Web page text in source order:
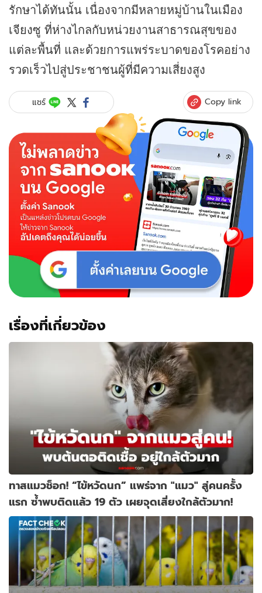
รักษาได้ทันนั้น เนื่องจากมีหลายหมู่บ้านในเมือง
เจียงซู ที่ห่างไกลกับหน่วยงานสาธารณสุขของ
แต่ละพื้นที่ และด้วยการแพร่ระบาดของโรคอย่าง
รวดเร็วไปสู่ประชาชนผู้ที่มีความเสี่ยงสูง
แชร์ Copy link
เรื่องที่เกี่ยวข้อง
ทาสแมวช็อก! “ไข้หวัดนก” แพร่จาก "แมว" สู่คนครั้ง
แรก ซ้ำพบติดแล้ว 19 ตัว เผยจุดเสี่ยงใกล้ตัวมาก!